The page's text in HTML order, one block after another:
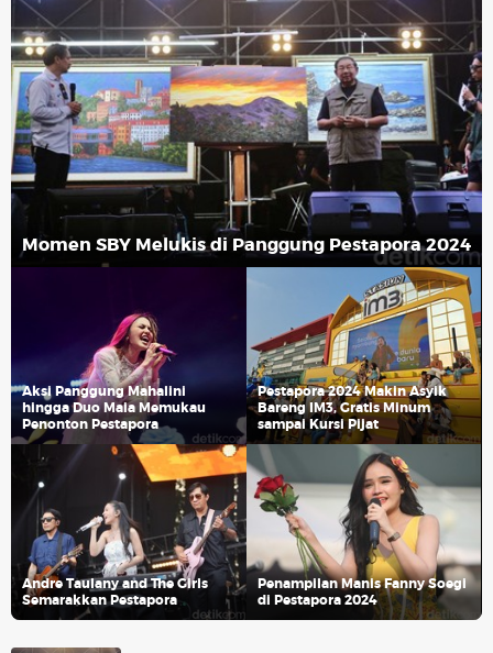
Momen SBY Melukis di Panggung Pestapora 2024
Aksi Panggung Mahalini
hingga Duo Maia Memukau
Penonton Pestapora
Pestapora 2024 Makin Asyik
Bareng IM3, Gratis Minum
sampai Kursi Pijat
Andre Taulany and The Girls
Semarakkan Pestapora
Penampilan Manis Fanny Soegi
di Pestapora 2024